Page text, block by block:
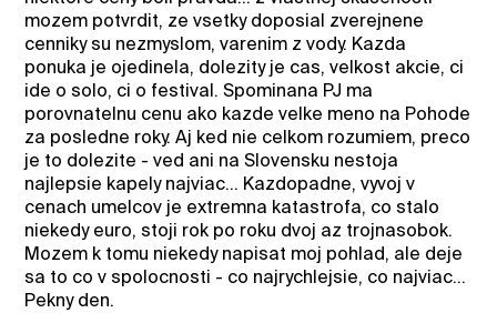
mozem potvrdit, ze vsetky doposial zverejnene
cenniky su nezmyslom, varenim z vody. Kazda
ponuka je ojedinela, dolezity je cas, velkost akcie, ci
ide o solo, ci o festival. Spominana PJ ma
porovnatelnu cenu ako kazde velke meno na Pohode
za posledne roky. Aj ked nie celkom rozumiem, preco
je to dolezite - ved ani na Slovensku nestoja
najlepsie kapely najviac... Kazdopadne, vyvoj v
cenach umelcov je extremna katastrofa, co stalo
niekedy euro, stoji rok po roku dvoj az trojnasobok.
Mozem k tomu niekedy napisat moj pohlad, ale deje
sa to co v spolocnosti - co najrychlejsie, co najviac...
Pekny den.